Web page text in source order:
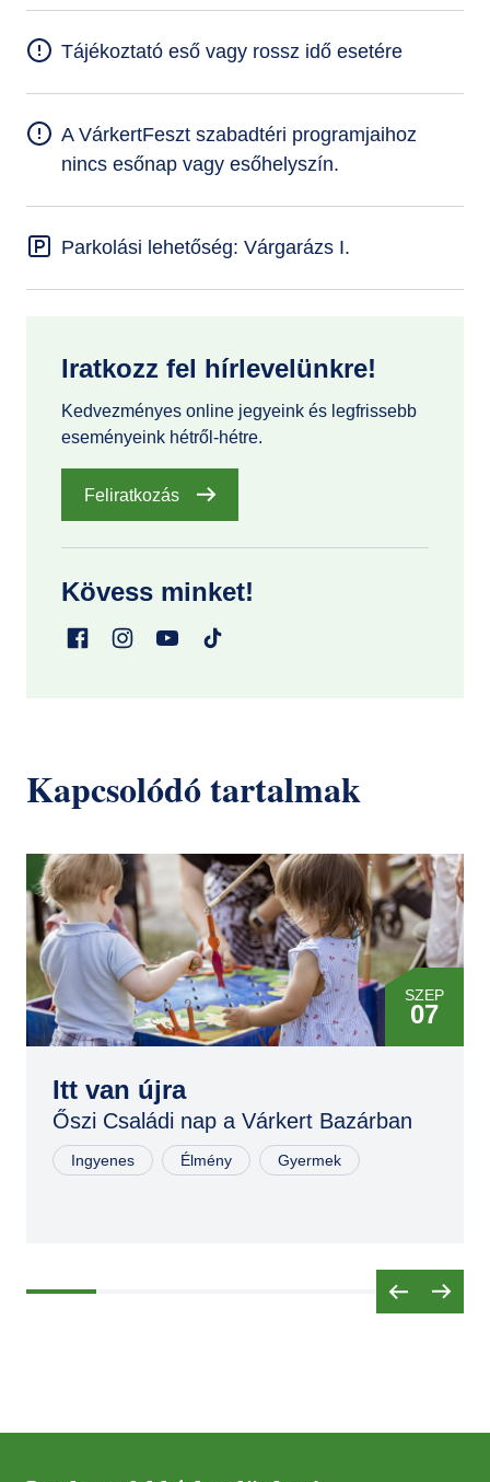
Tájékoztató eső vagy rossz idő esetére
A VárkertFeszt szabadtéri programjaihoz
nincs esőnap vagy esőhelyszín.
Parkolási lehetőség: Várgarázs I.
Iratkozz fel hírlevelünkre!
Kedvezményes online jegyeink és legfrissebb
eseményeink hétről-hétre.
Feliratkozás
Kövess minket!
Kapcsolódó tartalmak
SZEP
07
Itt van újra
Őszi Családi nap a Várkert Bazárban
Ingyenes Élmény Gyermek